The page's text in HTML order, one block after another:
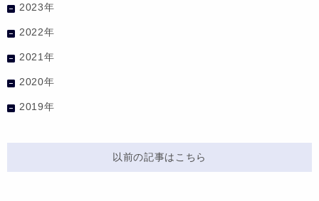
2023年
2022年
2021年
2020年
2019年
以前の記事はこちら